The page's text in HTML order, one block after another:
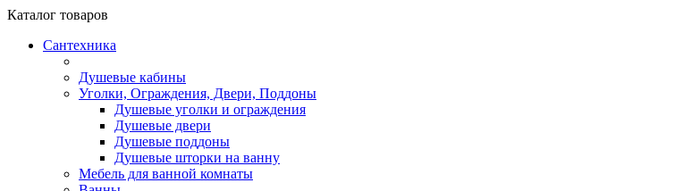
Каталог товаров
Сантехника
Душевые кабины
Уголки, Ограждения, Двери, Поддоны
Душевые уголки и ограждения
Душевые двери
Душевые поддоны
Душевые шторки на ванну
Мебель для ванной комнаты